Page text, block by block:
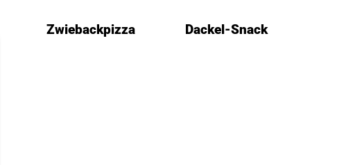
Zwiebackpizza Dackel-Snack